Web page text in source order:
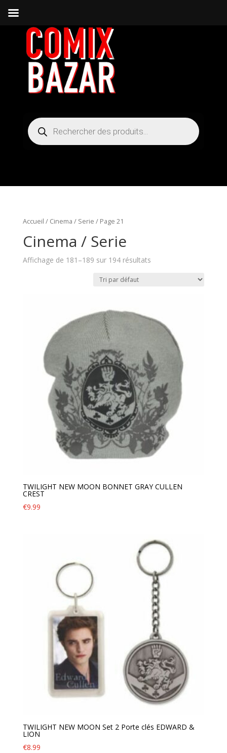
Recherche
de
produits
Accueil / Cinema / Serie / Page 21
Cinema / Serie
Affichage de 181–189 sur 194 résultats
TWILIGHT NEW MOON BONNET GRAY CULLEN
CREST
€9.99
TWILIGHT NEW MOON Set 2 Porte clés EDWARD &
LION
€8.99